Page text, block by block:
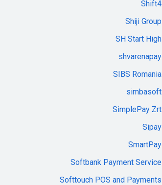
Shift4
Shiji Group
SH Start High
shvarenapay
SIBS Romania
simbasoft
SimplePay Zrt
Sipay
SmartPay
Softbank Payment Service
Softtouch POS and Payments